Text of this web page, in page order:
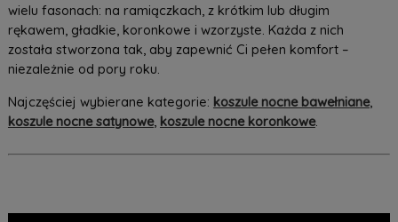
wielu fasonach: na ramiączkach, z krótkim lub długim
rękawem, gładkie, koronkowe i wzorzyste. Każda z nich
została stworzona tak, aby zapewnić Ci pełen komfort –
niezależnie od pory roku.
Najczęściej wybierane kategorie: koszule nocne bawełniane,
koszule nocne satynowe, koszule nocne koronkowe.